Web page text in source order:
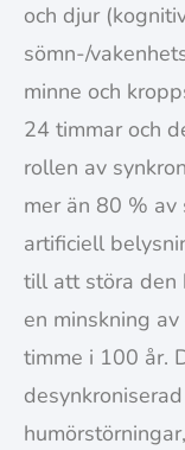
och djur
sömn-/
minne och
24 timmar och
rollen av
mer än 80 %
artificiell
till att störa den
en minskning
timme i 100 år.